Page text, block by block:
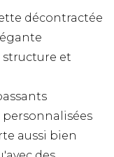
décontractée
et
aussi bien